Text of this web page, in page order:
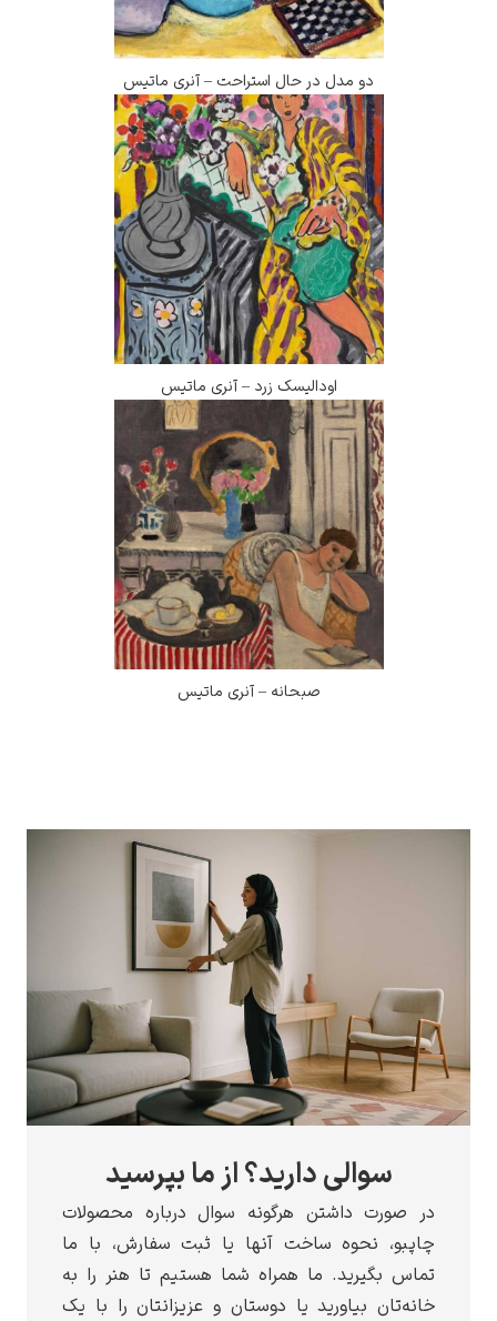
دو مدل در حال استراحت – آنری ماتیس
اودالیسک زرد – آنری ماتیس
صبحانه – آنری ماتیس
سوالی دارید؟ از ما بپرسید
در صورت داشتن هرگونه سوال درباره محصولات
چاپبو، نحوه ساخت آنها یا ثبت سفارش، با ما
تماس بگیرید. ما همراه شما هستیم تا هنر را به
خانه‌تان بیاورید یا دوستان و عزیزانتان را با یک